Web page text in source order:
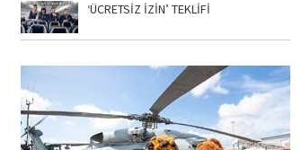
‘ÜCRETSİZ İZİN’ TEKLİFİ
SİNGAPUR AIRSHOW-2020